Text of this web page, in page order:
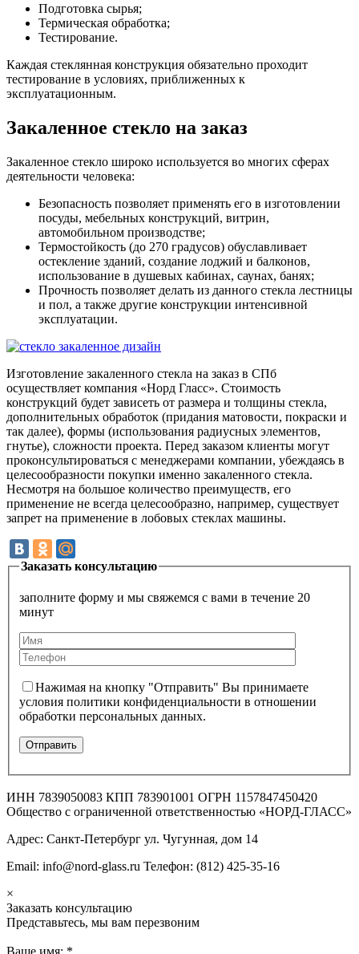
Подготовка сырья;
Термическая обработка;
Тестирование.
Каждая стеклянная конструкция обязательно проходит
тестирование в условиях, приближенных к
эксплуатационным.
Закаленное стекло на заказ
Закаленное стекло широко используется во многих сферах
деятельности человека:
Безопасность позволяет применять его в изготовлении
посуды, мебельных конструкций, витрин,
автомобильном производстве;
Термостойкость (до 270 градусов) обуславливает
остекление зданий, создание лоджий и балконов,
использование в душевых кабинах, саунах, банях;
Прочность позволяет делать из данного стекла лестницы
и пол, а также другие конструкции интенсивной
эксплуатации.
Изготовление закаленного стекла на заказ в СПб
осуществляет компания «Норд Гласс». Стоимость
конструкций будет зависеть от размера и толщины стекла,
дополнительных обработок (придания матовости, покраски и
так далее), формы (использования радиусных элементов,
гнутье), сложности проекта. Перед заказом клиенты могут
проконсультироваться с менеджерами компании, убеждаясь в
целесообразности покупки именно закаленного стекла.
Несмотря на большое количество преимуществ, его
применение не всегда целесообразно, например, существует
запрет на применение в лобовых стеклах машины.
Заказать консультацию
заполните форму и мы свяжемся с вами в течение 20
минут
Нажимая на кнопку "Отправить" Вы принимаете
условия политики конфиденциальности в отношении
обработки персональных данных.
ИНН 7839050083 КПП 783901001 ОГРН 1157847450420
Общество с ограниченной ответственностью «НОРД-ГЛАСС»
Адрес: Санкт-Петербург ул. Чугунная, дом 14
Email: info@nord-glass.ru Телефон: (812) 425-35-16
×
Заказать консультацию
Представьтесь, мы вам перезвоним